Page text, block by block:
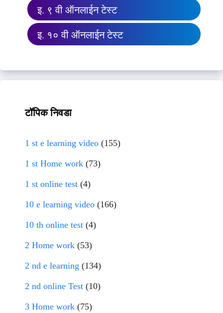
इ. ९ वी ऑनलाईन टेस्ट
इ. १० वी ऑनलाईन टेस्ट
टॉपिक निवडा
1 st e learning video (155)
1 st Home work (73)
1 st online test (4)
10 e learning video (166)
10 th online test (4)
2 Home work (53)
2 nd e learning (134)
2 nd online Test (10)
3 Home work (75)